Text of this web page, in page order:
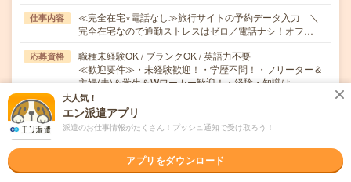
仕事内容
≪完全在宅×電話なし≫旅行サイトの予約データ入力 ＼
完全在宅なので通勤ストレスはゼロ／電話ナシ！オフ…
応募資格
職種未経験OK / ブランクOK / 英語力不要
≪歓迎要件≫・未経験歓迎！・学歴不問！・フリーター＆
主婦(夫)＆学生＆Wワーカー歓迎！・経験・知識は…
職場の雰囲気
年齢層
30代 40代
大人気！
エン派遣アプリ
派遣のお仕事情報がたくさん！プッシュ通知で受け取ろう！
アプリをダウンロード